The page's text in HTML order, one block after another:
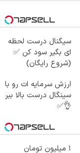
سیگنال درست لحظه
ای بگیر سود کن ✅
(شروع رایگان)
ارزش سرمایه ات رو با
سینگال درست بالا ببر
👌✅
۱ میلیون تومان